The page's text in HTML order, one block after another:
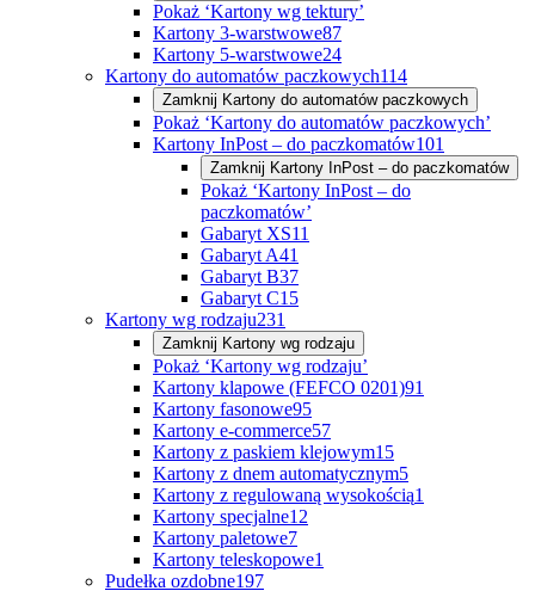
Pokaż ‘Kartony wg tektury’
Kartony 3-warstwowe87
Kartony 5-warstwowe24
Kartony do automatów paczkowych114
Zamknij Kartony do automatów paczkowych
Pokaż ‘Kartony do automatów paczkowych’
Kartony InPost – do paczkomatów101
Zamknij Kartony InPost – do paczkomatów
Pokaż ‘Kartony InPost – do
paczkomatów’
Gabaryt XS11
Gabaryt A41
Gabaryt B37
Gabaryt C15
Kartony wg rodzaju231
Zamknij Kartony wg rodzaju
Pokaż ‘Kartony wg rodzaju’
Kartony klapowe (FEFCO 0201)91
Kartony fasonowe95
Kartony e-commerce57
Kartony z paskiem klejowym15
Kartony z dnem automatycznym5
Kartony z regulowaną wysokością1
Kartony specjalne12
Kartony paletowe7
Kartony teleskopowe1
Pudełka ozdobne197